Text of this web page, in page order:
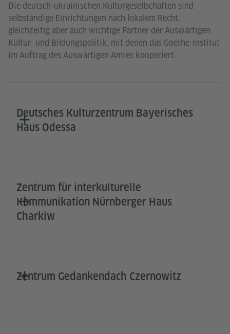
Die deutsch-ukrainischen Kulturgesellschaften sind
selbständige Einrichtungen nach lokalem Recht,
gleichzeitig aber auch wichtige Partner der Auswärtigen
Kultur- und Bildungspolitik, mit denen das Goethe-Institut
im Auftrag des Auswärtigen Amtes kooperiert.
Deutsches Kulturzentrum Bayerisches
Haus Odessa
Zentrum für interkulturelle
Kommunikation Nürnberger Haus
Charkiw
Zentrum Gedankendach Czernowitz